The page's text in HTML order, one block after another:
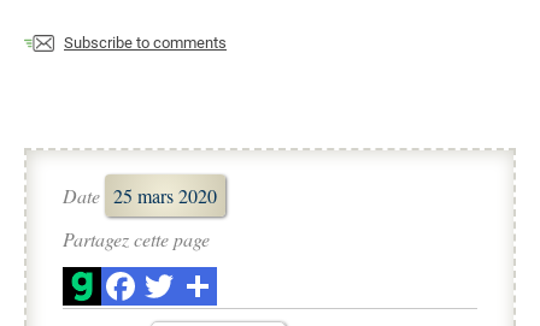
Subscribe to comments
Date 25 mars 2020
Partagez cette page